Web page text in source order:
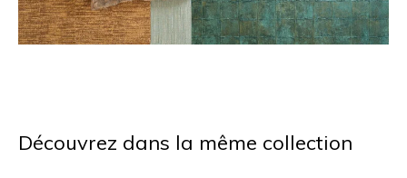
Découvrez dans la même collection